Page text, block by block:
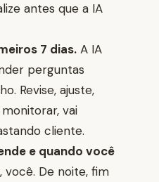
antes que a IA
7 dias. A IA
perguntas
Revise, ajuste,
vai
cliente.
e quando você
você. De noite, fim